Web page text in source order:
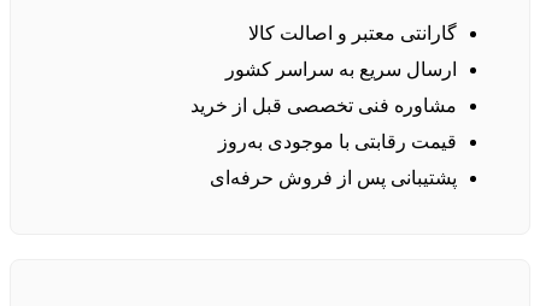
گارانتی معتبر و اصالت کالا
ارسال سریع به سراسر کشور
مشاوره فنی تخصصی قبل از خرید
قیمت رقابتی با موجودی به‌روز
پشتیبانی پس از فروش حرفه‌ای